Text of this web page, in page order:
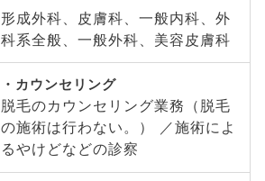
形成外科、皮膚科、一般内科、外
科系全般、一般外科、美容皮膚科
カウンセリング
脱毛のカウンセリング業務（脱毛
の施術は行わない。） ／施術によ
るやけどなどの診察